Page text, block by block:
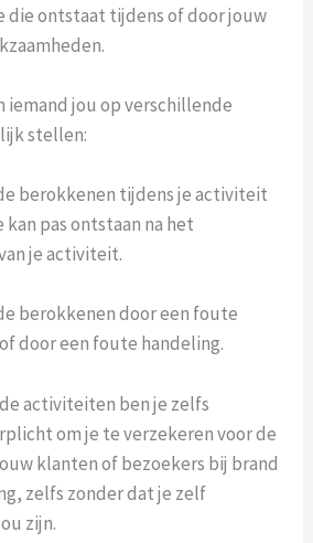
die ontstaat tijdens of door jouw
iemand jou op verschillende
stellen:
berokkenen tijdens je activiteit
kan pas ontstaan na het
je activiteit.
berokkenen door een foute
door een foute handeling.
activiteiten ben je zelfs
om je te verzekeren voor de
klanten of bezoekers bij brand
zelfs zonder dat je zelf
zijn.